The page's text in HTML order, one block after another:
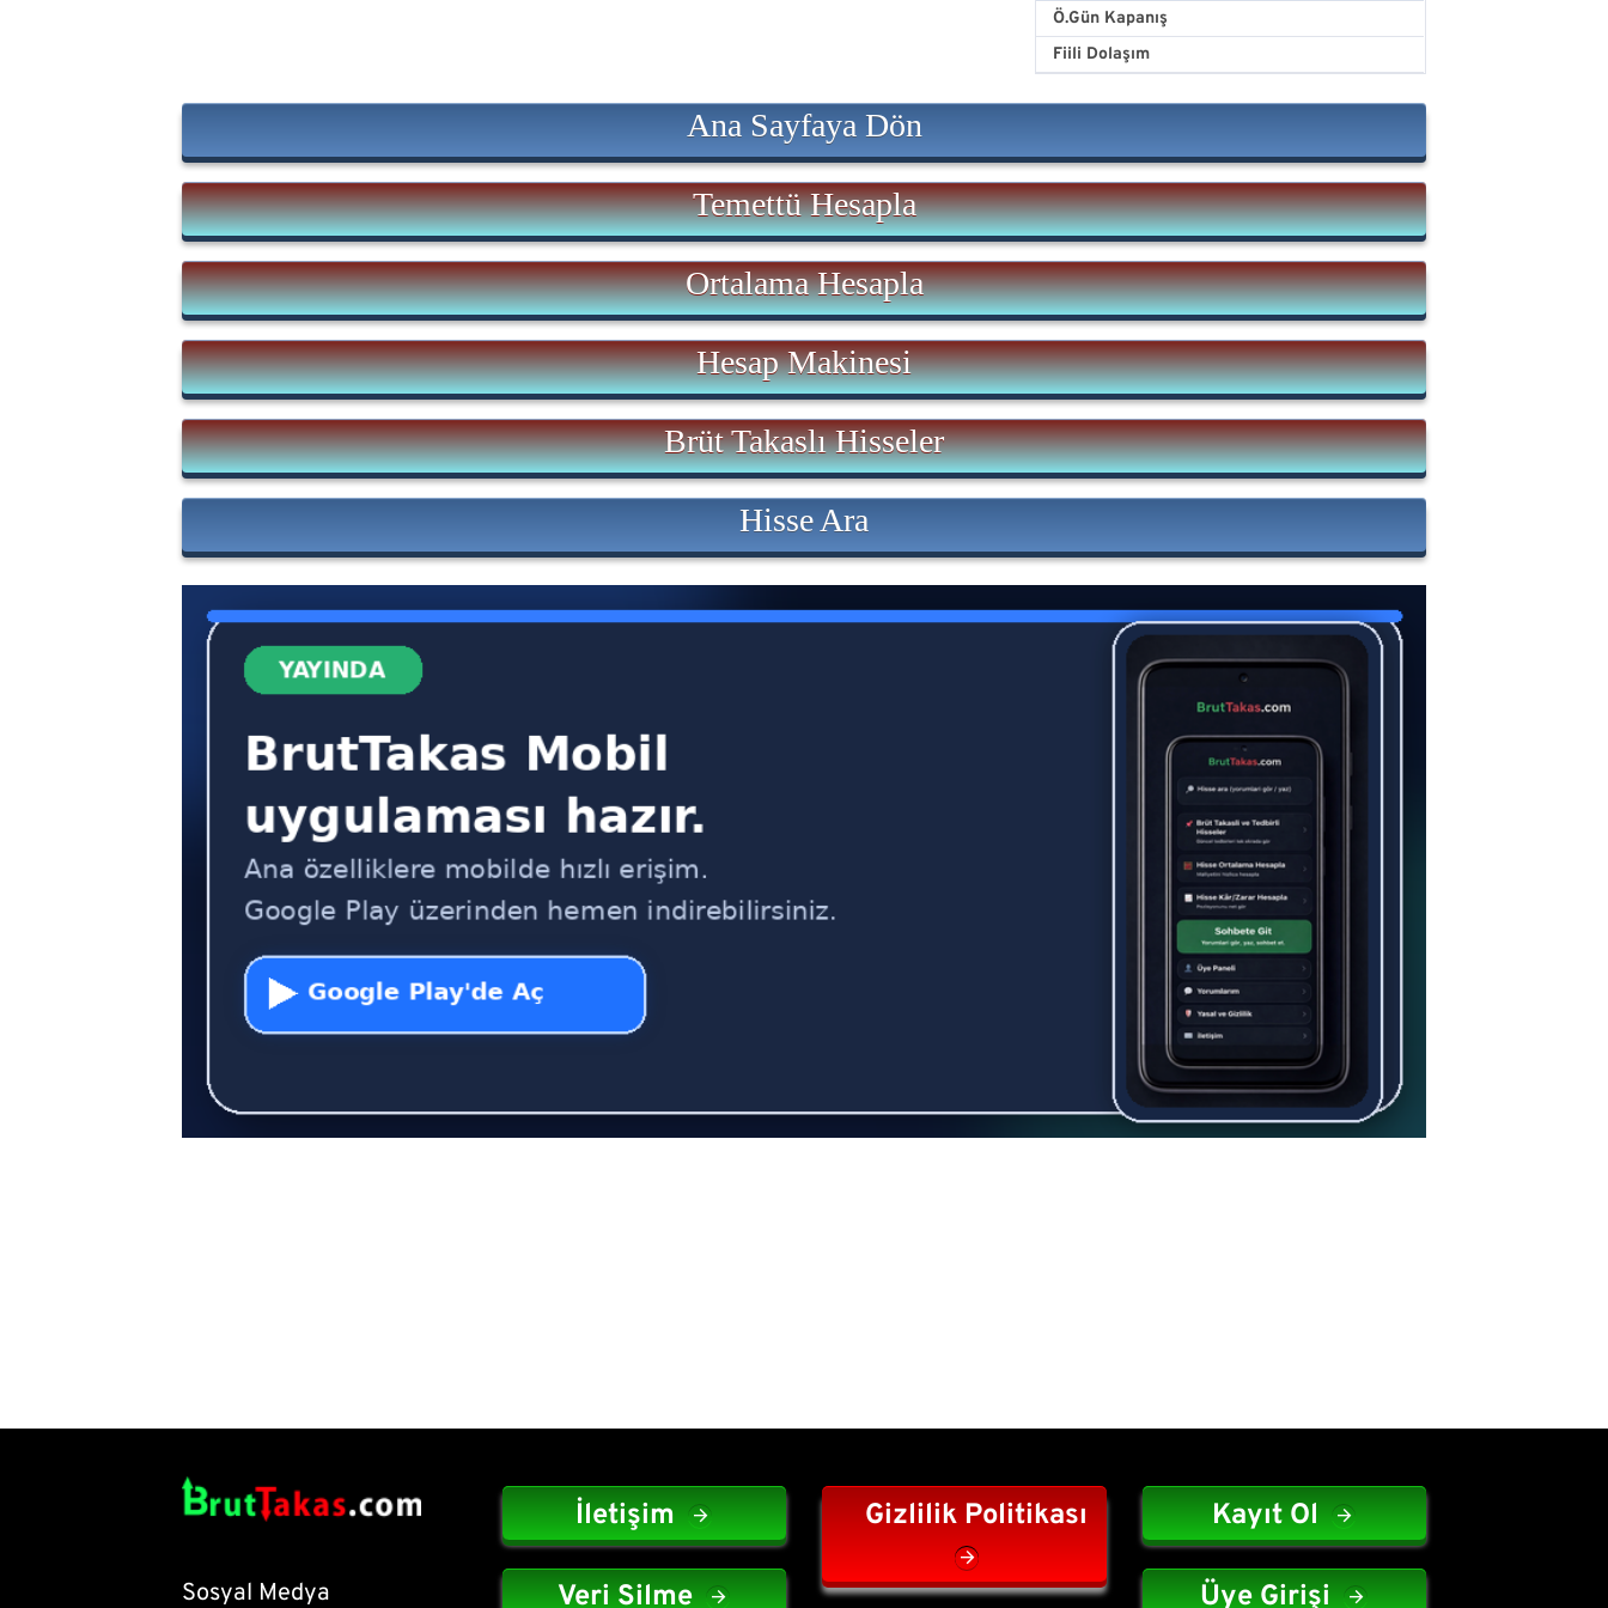
Ö.Gün Kapanış
Fiili Dolaşım
Ana Sayfaya Dön
Temettü Hesapla
Ortalama Hesapla
Hesap Makinesi
Brüt Takaslı Hisseler
Hisse Ara
Sosyal Medya
İletişim
Veri Silme
Gizlilik Politikası Kayıt Ol
Üye Girişi